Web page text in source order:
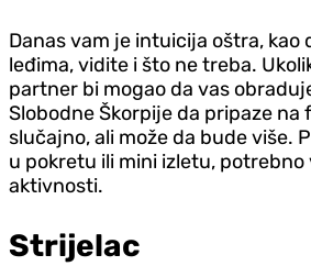
Danas vam je intuicija oštra, kao
leđima, vidite i što ne treba.
partner bi mogao da vas
Slobodne Škorpije da pripaze na
slučajno, ali može da bude više.
u pokretu ili mini izletu, potrebno
aktivnosti.
Strijelac